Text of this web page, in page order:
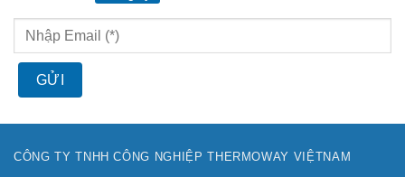
CÔNG TY TNHH CÔNG NGHIỆP THERMOWAY VIỆTNAM